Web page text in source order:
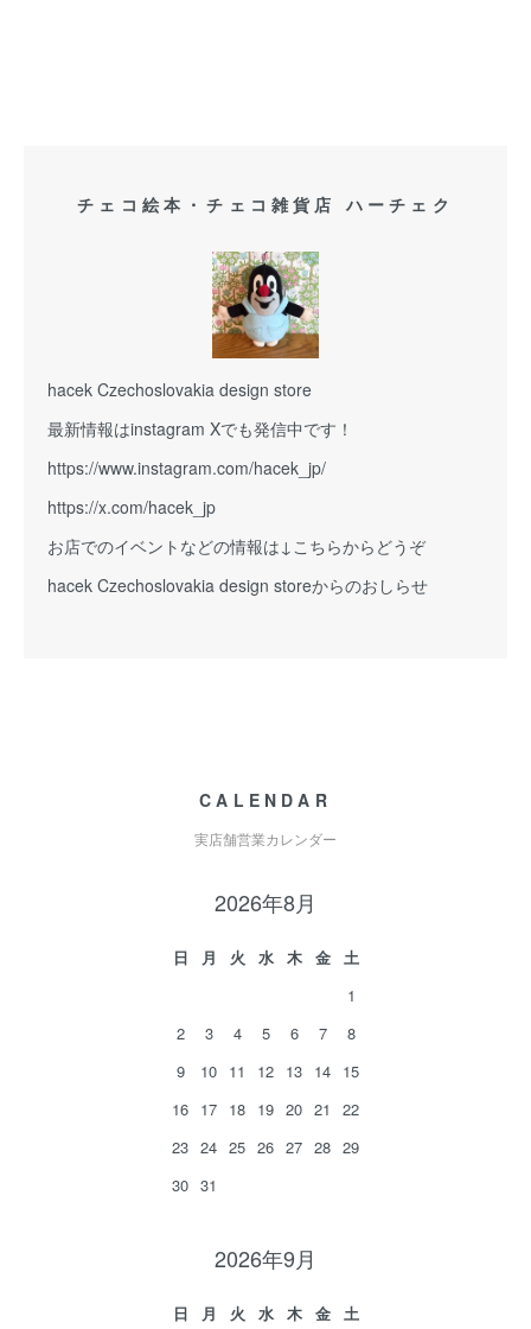
チェコ絵本・チェコ雑貨店 ハーチェク
hacek Czechoslovakia design store
最新情報はinstagram Xでも発信中です！
https://www.instagram.com/hacek_jp/
https://x.com/hacek_jp
お店でのイベントなどの情報は↓こちらからどうぞ
hacek Czechoslovakia design storeからのおしらせ
CALENDAR
実店舗営業カレンダー
2026年8月
日 月 火 水 木 金
土
1
2
3 4 5 6 7
8
9
10 11 12 13 14 15
16 17 18 19 20 21
22
23 24 25 26 27 28 29
30 31
2026年9月
日 月 火 水 木 金
土